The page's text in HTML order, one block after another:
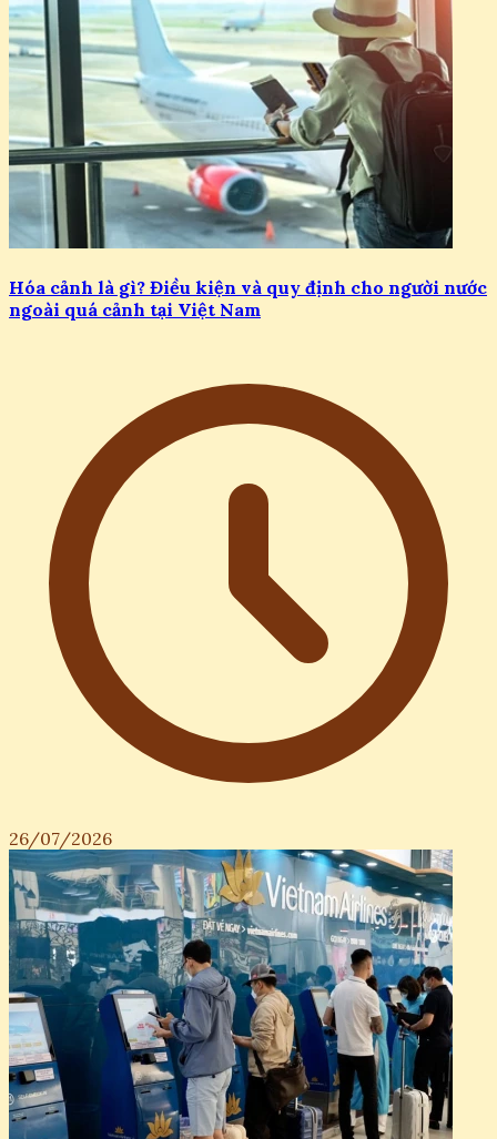
Hóa cảnh là gì? Điều kiện và quy định cho người nước
ngoài quá cảnh tại Việt Nam
26/07/2026